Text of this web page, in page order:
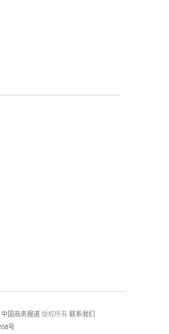
中国商务报道 版权所有联系我们
号